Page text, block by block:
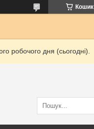
Кошик
робочого дня (сьогодні).